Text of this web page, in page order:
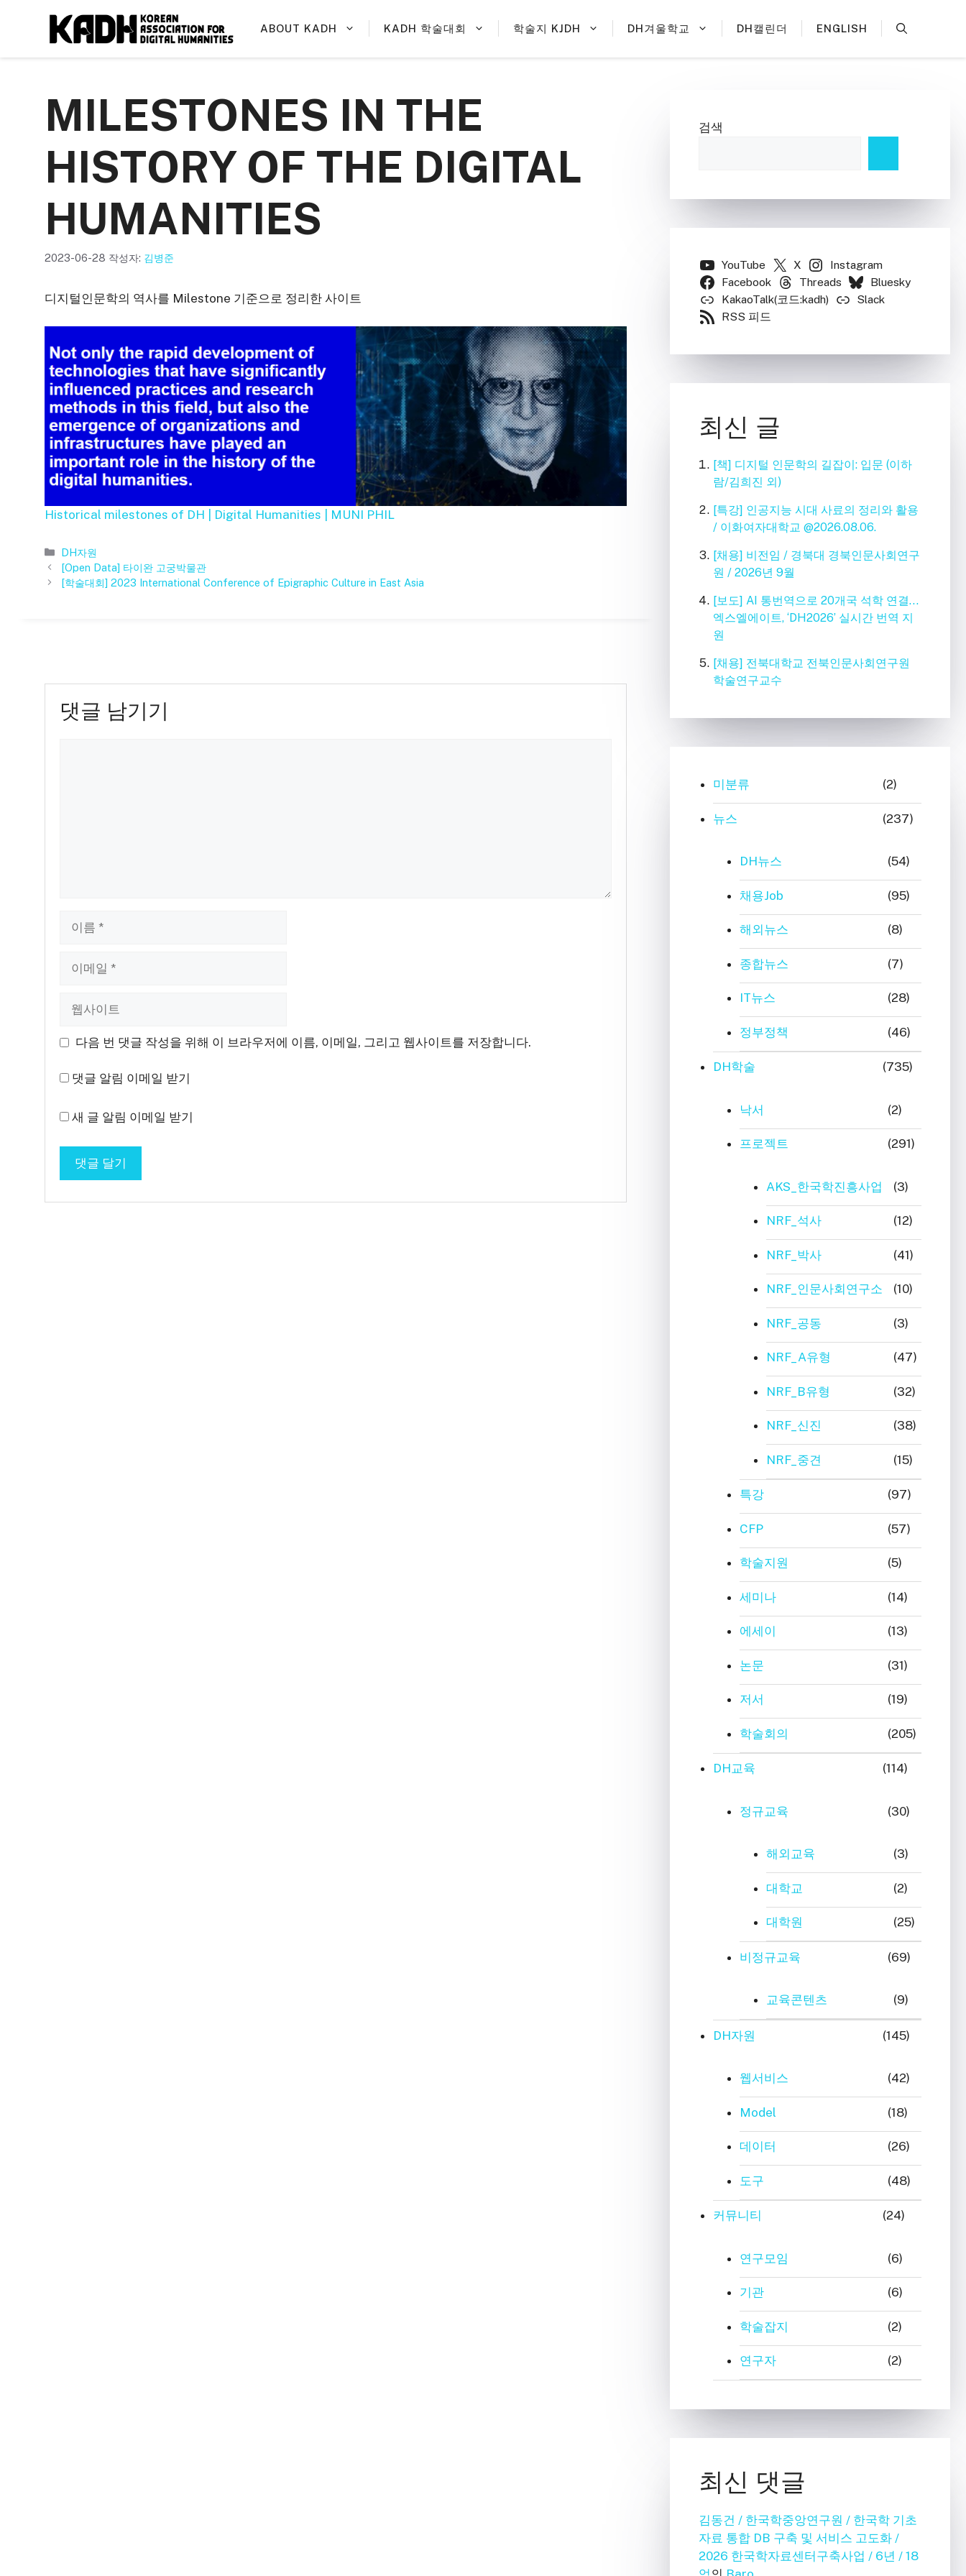
ABOUT KADH KADH 학술대회 학술지 KJDH DH겨울학교 DH캘린더 ENGLISH
MILESTONES IN THE
HISTORY OF THE DIGITAL
HUMANITIES
2023-06-28 작성자: 김병준
디지털인문학의 역사를 Milestone 기준으로 정리한 사이트
Historical milestones of DH | Digital Humanities | MUNI PHIL
카
테
고
DH자원
[Open Data] 타이완 고궁박물관
[학술대회] 2023 International Conference of Epigraphic Culture in East Asia
댓글 남기기
이 다음 번 댓글 작성을 위해 이 브라우저에 이름, 이메일, 그리고 웹사이트를 저장합니다.
댓글 알림 이메일 받기
새 글 알림 이메일 받기
검색
YouTube X
Instagram
Facebook
Threads
Bluesky
KakaoTalk(코드:kadh)
Slack
RSS 피드
최신 글
[책] 디지털 인문학의 길잡이: 입문 (이하
람/김희진 외)
[특강] 인공지능 시대 사료의 정리와 활용
/ 이화여자대학교 @2026.08.06.
[채용] 비전임 / 경북대 경북인문사회연구
원 / 2026년 9월
[보도] AI 통번역으로 20개국 석학 연결…
엑스엘에이트, ‘DH2026’ 실시간 번역 지
원
[채용] 전북대학교 전북인문사회연구원
학술연구교수
미분류 (2)
뉴스 (237)
DH뉴스 (54)
채용Job (95)
해외뉴스 (8)
종합뉴스 (7)
IT뉴스 (28)
정부정책 (46)
DH학술 (735)
낙서 (2)
프로젝트 (291)
AKS_한국학진흥사업 (3)
NRF_석사 (12)
NRF_박사 (41)
NRF_인문사회연구소 (10)
NRF_공동 (3)
NRF_A유형 (47)
NRF_B유형 (32)
NRF_신진 (38)
NRF_중견 (15)
특강 (97)
CFP (57)
학술지원 (5)
세미나 (14)
에세이 (13)
논문 (31)
저서 (19)
학술회의 (205)
DH교육 (114)
정규교육 (30)
해외교육 (3)
대학교 (2)
대학원 (25)
비정규교육 (69)
교육콘텐츠 (9)
DH자원 (145)
웹서비스 (42)
Model (18)
데이터 (26)
도구 (48)
커뮤니티 (24)
연구모임 (6)
기관 (6)
학술잡지 (2)
연구자 (2)
최신 댓글
김동건 / 한국학중앙연구원 / 한국학 기초
자료 통합 DB 구축 및 서비스 고도화 /
2026 한국학자료센터구축사업 / 6년 / 18